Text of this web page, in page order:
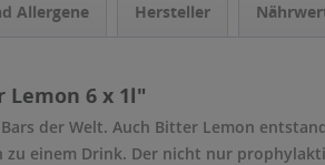
Allergene Hersteller
6 x 1l"
der Welt. Auch Bitter Lemon
zu einem Drink. Der nicht nur